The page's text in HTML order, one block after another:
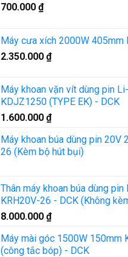
700.000 ₫
Máy cưa xích 2000W 405mm
2.350.000 ₫
Máy khoan vặn vít dùng pin
KDJZ1250 (TYPE EK) - DCK
1.600.000 ₫
Máy khoan búa dùng pin 20V
26 (Kèm bộ hút bụi)
Thân máy khoan búa dùng
KRH20V-26 - DCK (Không
8.000.000 ₫
Máy mài góc 1500W 150mm
(công tắc bóp) - DCK